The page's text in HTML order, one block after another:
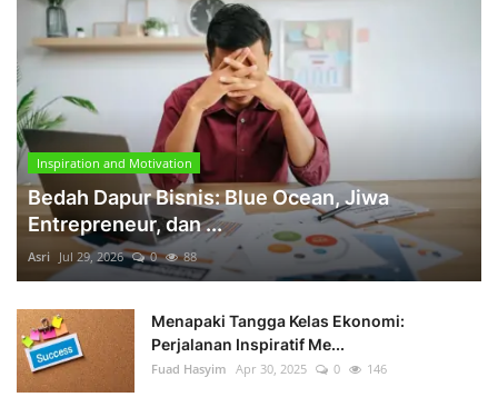
Inspiration and Motivation
Bedah Dapur Bisnis: Blue Ocean, Jiwa
Entrepreneur, dan ...
Asri Jul 29, 2026 0 88
Menapaki Tangga Kelas Ekonomi:
Perjalanan Inspiratif Me...
Fuad Hasyim Apr 30, 2025 0 146